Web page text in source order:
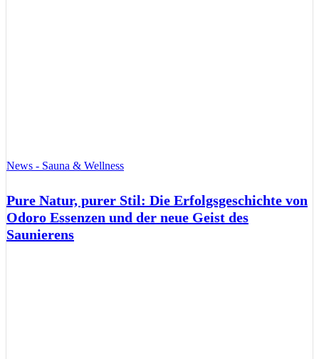
News - Sauna & Wellness
Pure Natur, purer Stil: Die Erfolgsgeschichte von
Odoro Essenzen und der neue Geist des
Saunierens